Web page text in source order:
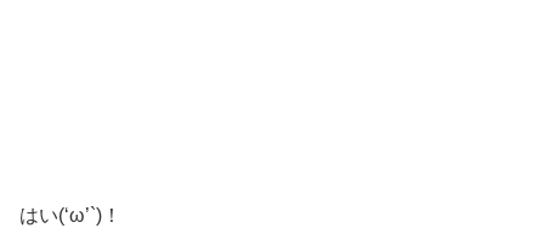
はい(‘ω’`)！